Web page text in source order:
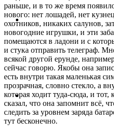
раньше, и в то же время
нового: нет лошадей, нет
охотников, никаких салунов,
новогодние игрушки, и эти
помещаются в ладони и с
и стука отправить телеграф.
всякой другой ерунде,
сейчас говорю. Якобы она
есть внутри такая маленькая
прозрачная, словно стекло, а
которая ходит туда-сюда, и тот,
сказал, что она запомнит всё,
следить за уровнем заряда
тут бесконечно.